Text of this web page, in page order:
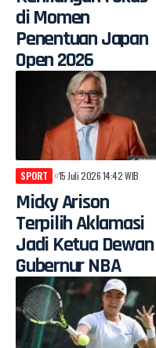
di Momen
Penentuan Japan
Open 2026
SPORT 15 Juli 2026 14:42 WIB
Micky Arison
Terpilih Aklamasi
Jadi Ketua Dewan
Gubernur NBA